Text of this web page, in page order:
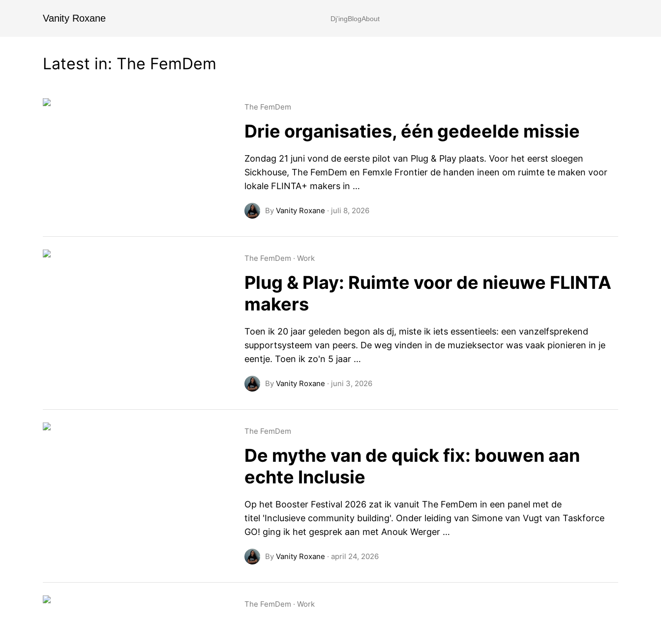
Vanity Roxane Dj’ingBlogAbout
Latest in: The FemDem
The FemDem
Drie organisaties, één gedeelde missie
Zondag 21 juni vond de eerste pilot van Plug & Play plaats. Voor het eerst sloegen
Sickhouse, The FemDem en Femxle Frontier de handen ineen om ruimte te maken voor
lokale FLINTA+ makers in …
By Vanity Roxane · juli 8, 2026
The FemDem · Work
Plug & Play: Ruimte voor de nieuwe FLINTA
makers
Toen ik 20 jaar geleden begon als dj, miste ik iets essentieels: een vanzelfsprekend
supportsysteem van peers. De weg vinden in de muzieksector was vaak pionieren in je
eentje. Toen ik zo'n 5 jaar …
By Vanity Roxane · juni 3, 2026
The FemDem
De mythe van de quick fix: bouwen aan
echte Inclusie
Op het Booster Festival 2026 zat ik vanuit The FemDem in een panel met de
titel 'Inclusieve community building'. Onder leiding van Simone van Vugt van Taskforce
GO! ging ik het gesprek aan met Anouk Werger …
By Vanity Roxane · april 24, 2026
The FemDem · Work